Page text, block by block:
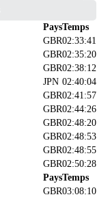
PaysTemps
GBR02:33:41
GBR02:35:20
GBR02:38:12
JPN 02:40:04
GBR02:41:57
GBR02:44:26
GBR02:48:20
GBR02:48:53
GBR02:48:55
GBR02:50:28
PaysTemps
GBR03:08:10